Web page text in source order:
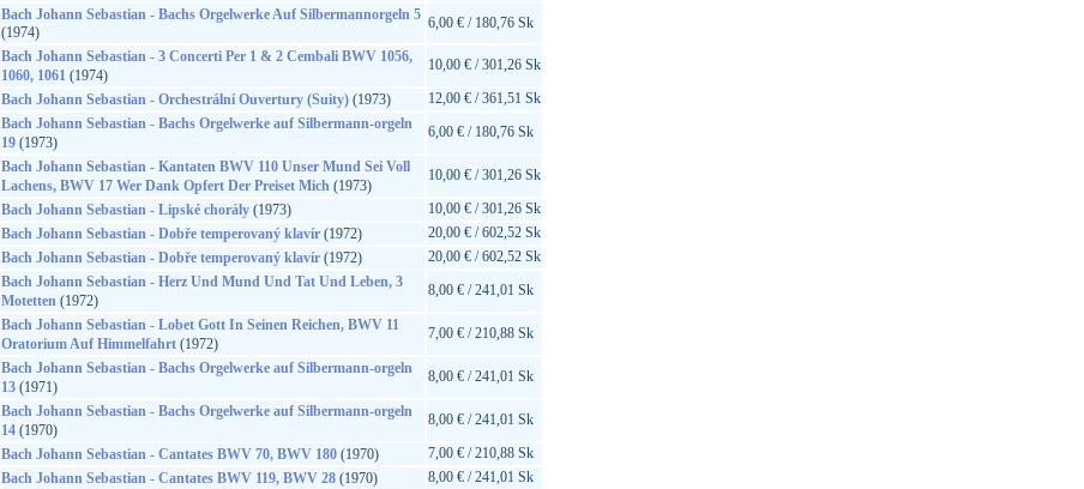
Bach Johann Sebastian - Bachs Orgelwerke Auf Silbermannorgeln 5
(1974)
6,00 € / 180,76 Sk
Bach Johann Sebastian - 3 Concerti Per 1 & 2 Cembali BWV 1056,
1060, 1061(1974)
10,00 € / 301,26 Sk
Bach Johann Sebastian - Orchestrální Ouvertury (Suity)(1973)
12,00 € / 361,51 Sk
Bach Johann Sebastian - Bachs Orgelwerke auf Silbermann-orgeln
19(1973)
6,00 € / 180,76 Sk
Bach Johann Sebastian - Kantaten BWV 110 Unser Mund Sei Voll
Lachens, BWV 17 Wer Dank Opfert Der Preiset Mich(1973)
10,00 € / 301,26 Sk
Bach Johann Sebastian - Lipské chorály(1973)
10,00 € / 301,26 Sk
Bach Johann Sebastian - Dobře temperovaný klavír(1972)
20,00 € / 602,52 Sk
Bach Johann Sebastian - Dobře temperovaný klavír(1972)
20,00 € / 602,52 Sk
Bach Johann Sebastian - Herz Und Mund Und Tat Und Leben, 3
Motetten(1972)
8,00 € / 241,01 Sk
Bach Johann Sebastian - Lobet Gott In Seinen Reichen, BWV 11
Oratorium Auf Himmelfahrt(1972)
7,00 € / 210,88 Sk
Bach Johann Sebastian - Bachs Orgelwerke auf Silbermann-orgeln
13(1971)
8,00 € / 241,01 Sk
Bach Johann Sebastian - Bachs Orgelwerke auf Silbermann-orgeln
14(1970)
8,00 € / 241,01 Sk
Bach Johann Sebastian - Cantates BWV 70, BWV 180(1970)
7,00 € / 210,88 Sk
Bach Johann Sebastian - Cantates BWV 119, BWV 28(1970)
8,00 € / 241,01 Sk